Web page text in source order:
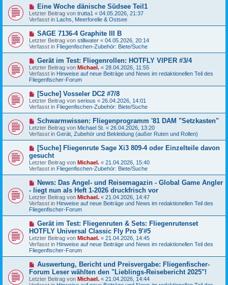
B
e
i
t
a
g
N
e
u
e
B
e
i
t
a
g
Eine Woche dänische Südsee Teil1
Letzter Beitrag von trutta1 « 04.05.2026, 21:37
Verfasst in Lachs, Meerforelle & Ostsee
N
e
u
e
B
e
i
t
r
g
SAGE 7136-4 Graphite III B
Letzter Beitrag von stillwater « 04.05.2026, 20:14
Verfasst in Fliegenfischen-Zubehör: Biete/Suche
N
e
u
e
r
B
i
t
r
a
g
Gerät im Test: Fliegenrollen: HOTFLY VIPER #3/4
Letzter Beitrag von Michael. « 28.04.2026, 11:55
Verfasst in Hinweise auf neue Beiträge und News im redaktionellen Teil des
Fliegenfischer-Forum
N
e
u
e
B
e
i
t
a
g
[Suche] Vosseler DC2 #7/8
Letzter Beitrag von serious « 26.04.2026, 14:01
Verfasst in Fliegenfischen-Zubehör: Biete/Suche
N
e
u
e
B
e
i
t
r
a
g
Schwarmwissen: Fliegenprogramm '81 DAM "Setzkasten"
Letzter Beitrag von Michael St. « 26.04.2026, 13:20
Verfasst in Gerät, Zubehör und Bekleidung (außer Ruten und Rollen)
N
e
u
e
r
B
i
t
r
a
[Suche] Fliegenrute Sage Xi3 809-4 oder Einzelteile davon
gesucht
Letzter Beitrag von Michael. « 21.04.2026, 15:40
Verfasst in Fliegenfischen-Zubehör: Biete/Suche
N
e
u
e
r
B
e
t
r
a
g
News: Das Angel- und Reisemagazin - Global Game Angler
- liegt nun als Heft 1-2026 druckfrisch vor
Letzter Beitrag von Michael. « 21.04.2026, 14:47
Verfasst in Hinweise auf neue Beiträge und News im redaktionellen Teil des
Fliegenfischer-Forum
N
e
u
e
r
B
e
t
r
a
Gerät im Test: Fliegenruten & Sets: Fliegenrutenset
HOTFLY Universal Classic Fly Pro 9'#5
Letzter Beitrag von Michael. « 21.04.2026, 14:45
Verfasst in Hinweise auf neue Beiträge und News im redaktionellen Teil des
Fliegenfischer-Forum
N
u
e
Auswertung, Bericht und Preisvergabe: Fliegenfischer-
Forum Leser wählten den "Lieblings-Reisebericht 2025"!
Letzter Beitrag von Michael. « 21.04.2026, 14:44